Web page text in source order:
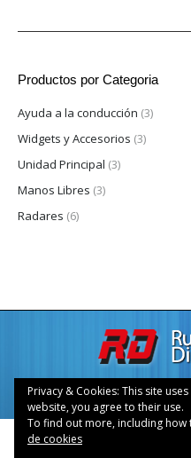
Productos por Categoria
Ayuda a la conducción (3)
Widgets y Accesorios (3)
Unidad Principal (3)
Manos Libres (3)
Radares (6)
Rubén Distribuciones,
Nosotros
Privacy & Cookies: This site
website, you agree to their use.
To find out more, including
de cookies